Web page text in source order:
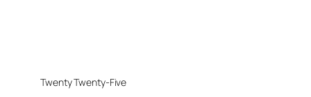
Twenty Twenty-Five